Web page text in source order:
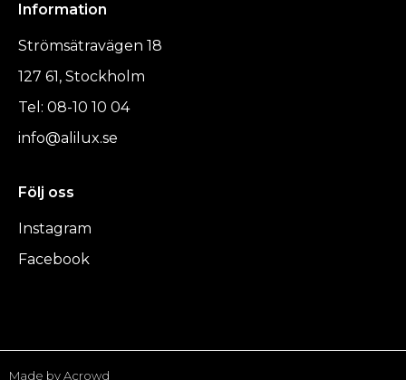
Information
Strömsätravägen 18
127 61, Stockholm
Tel: 08-10 10 04
info@alilux.se
Följ oss
Instagram
Facebook
Made by Acrowd